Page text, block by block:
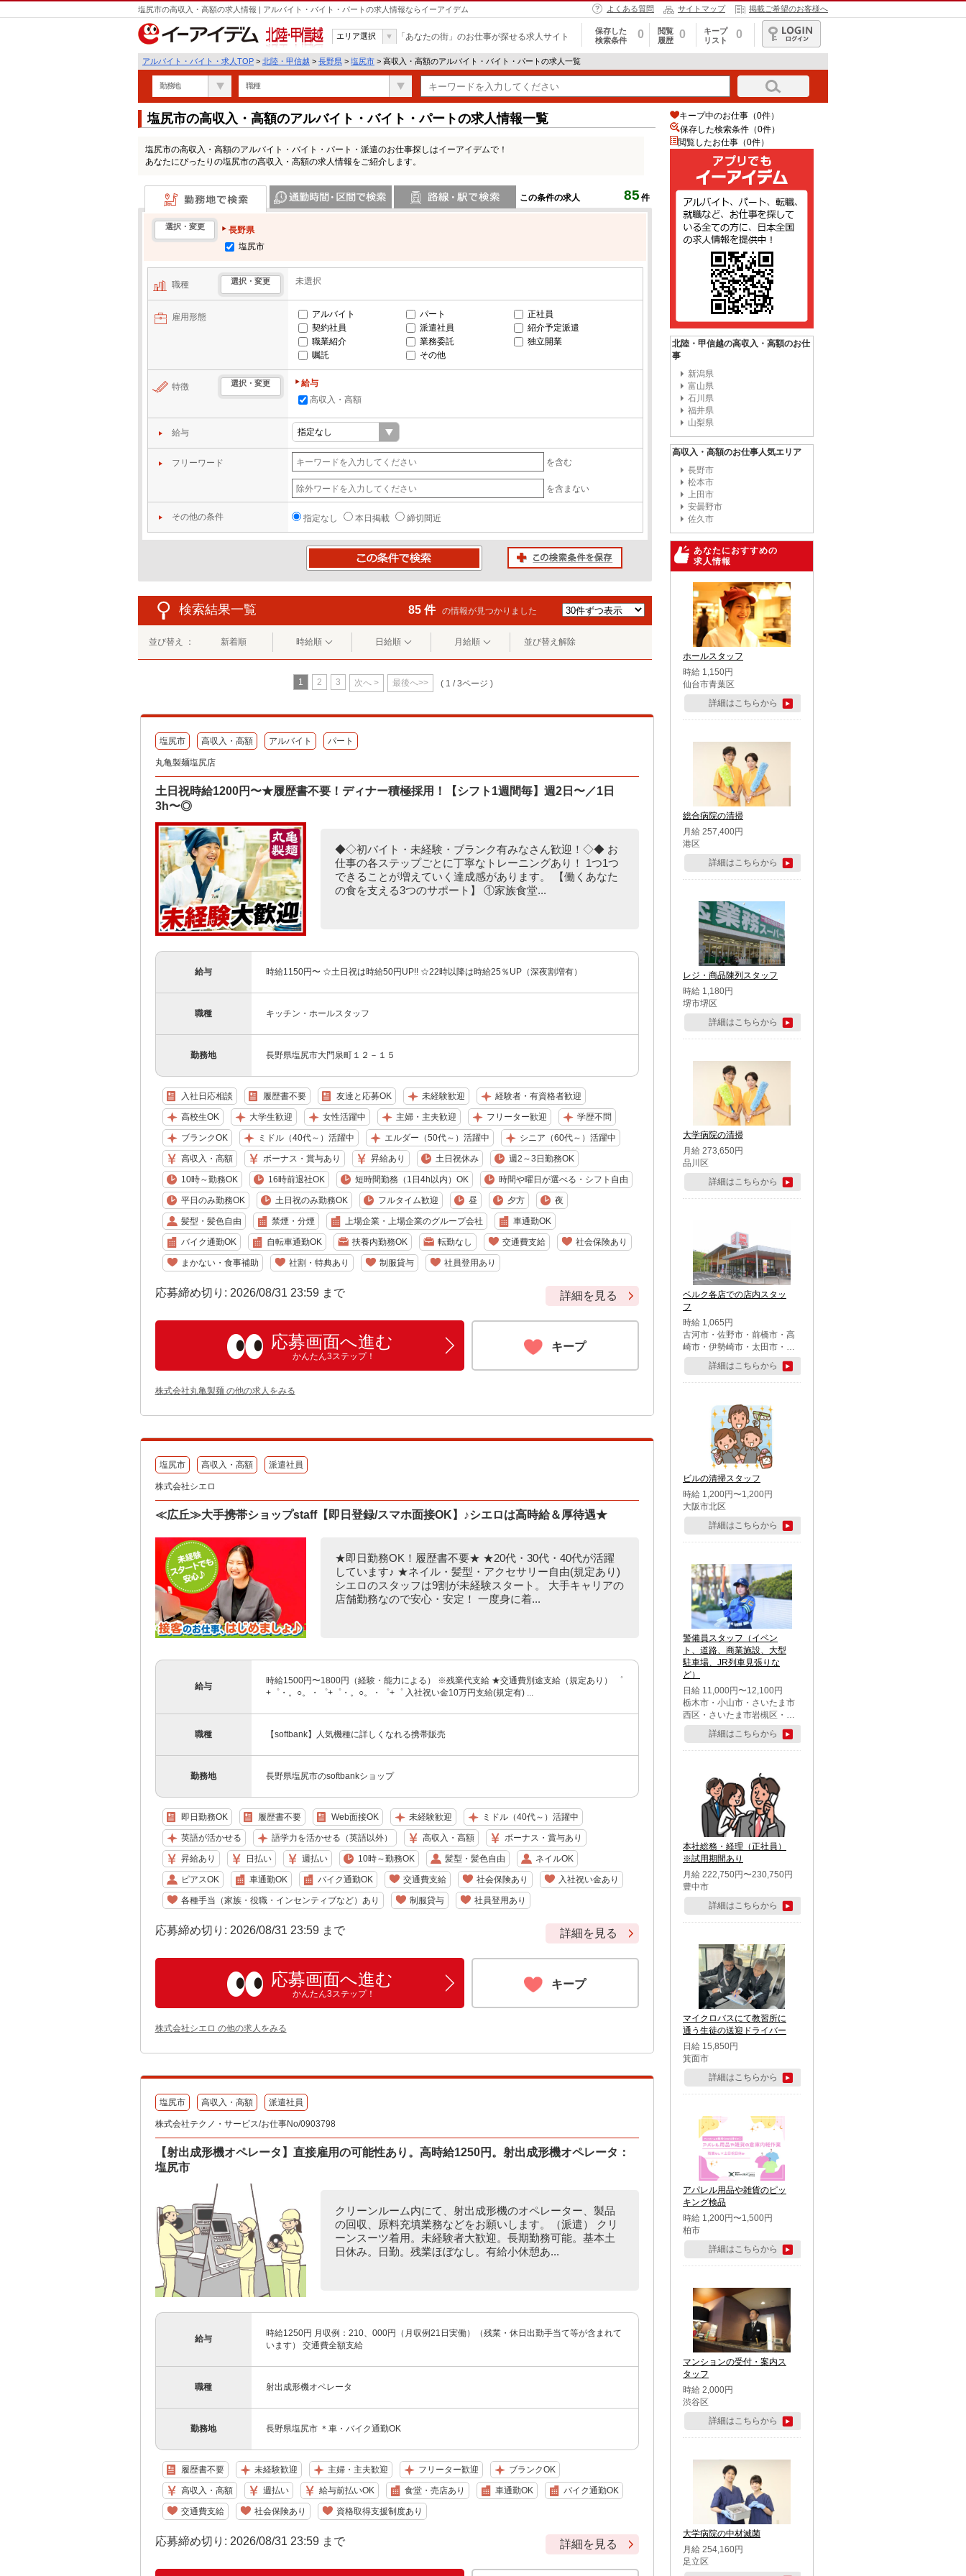
塩尻市の高収入・高額の求人情報 | アルバイト・バイト・パートの求人情報ならイーアイデム よくある質問 サイトマップ 掲載ご希望のお客様へ
北陸・甲信越
エリア選択 「あなたの街」のお仕事が探せる求人サイト
保存した
検索条件
0
閲覧
履歴
0
キープ
リスト
0
ログイン
アルバイト・バイト・求人TOP > 北陸・甲信越 > 長野県 > 塩尻市 > 高収入・高額のアルバイト・バイト・パートの求人一覧
勤務地 職種
塩尻市の高収入・高額のアルバイト・バイト・パートの求人情報一覧
塩尻市の高収入・高額のアルバイト・バイト・パート・派遣のお仕事探しはイーアイデムで！
あなたにぴったりの塩尻市の高収入・高額の求人情報をご紹介します。
この条件の求人 85 件
勤務地で検索
選択・変更
長野県
塩尻市
職種 選択・変更 未選択
雇用形態 アルバイト パート
正社員
契約社員
派遣社員
紹介予定派遣
職業紹介
業務委託
独立開業
嘱託
その他
特徴 選択・変更
給与
高収入・高額
給与
フリーワード を含む
を含まない
その他の条件 指定なし 本日掲載 締切間近
検索結果一覧 85 件 の情報が見つかりました
並び替え ： 新着順 時給順 日給順 月給順 並び替え解除
1 2 3 次へ > 最後へ>> ( 1 / 3ページ )
塩尻市 高収入・高額 アルバイト パート
丸亀製麺塩尻店
土日祝時給1200円〜★履歴書不要！ディナー積極採用！【シフト1週間毎】週2日〜／1日
3h〜◎
◆◇初バイト・未経験・ブランク有みなさん歓迎！◇◆ お
仕事の各ステップごとに丁寧なトレーニングあり！ 1つ1つ
できることが増えていく達成感があります。 【働くあなた
の食を支える3つのサポート】 ①家族食堂...
給与 時給1150円〜 ☆土日祝は時給50円UP!! ☆22時以降は時給25％UP（深夜割増有）
職種 キッチン・ホールスタッフ
勤務地 長野県塩尻市大門泉町１２－１５
入社日応相談 履歴書不要 友達と応募OK 未経験歓迎 経験者・有資格者歓迎
高校生OK 大学生歓迎 女性活躍中 主婦・主夫歓迎 フリーター歓迎 学歴不問
ブランクOK ミドル（40代～）活躍中 エルダー（50代～）活躍中 シニア（60代～）活躍中
高収入・高額 ボーナス・賞与あり 昇給あり 土日祝休み 週2～3日勤務OK
10時～勤務OK 16時前退社OK 短時間勤務（1日4h以内）OK 時間や曜日が選べる・シフト自由
平日のみ勤務OK 土日祝のみ勤務OK フルタイム歓迎 昼 夕方 夜
髪型・髪色自由 禁煙・分煙 上場企業・上場企業のグループ会社 車通勤OK
バイク通勤OK 自転車通勤OK 扶養内勤務OK 転勤なし 交通費支給 社会保険あり
まかない・食事補助 社割・特典あり 制服貸与 社員登用あり
応募締め切り: 2026/08/31 23:59 まで 詳細を見る
応募画面へ進む
かんたん3ステップ！
キープ
株式会社丸亀製麺 の他の求人をみる
塩尻市 高収入・高額 派遣社員
株式会社シエロ
≪広丘≫大手携帯ショップstaff【即日登録/スマホ面接OK】♪シエロは高時給＆厚待遇★
★即日勤務OK！履歴書不要★ ★20代・30代・40代が活躍
しています♪ ★ネイル・髪型・アクセサリー自由(規定あり)
シエロのスタッフは9割が未経験スタート。 大手キャリアの
店舗勤務なので安心・安定！ 一度身に着...
給与
時給1500円〜1800円（経験・能力による） ※残業代支給 ★交通費別途支給（規定あり） ゜
+゜・。○。・゜+゜・。○。・゜+゜ 入社祝い金10万円支給(規定有) ...
職種 【softbank】人気機種に詳しくなれる携帯販売
勤務地 長野県塩尻市のsoftbankショップ
即日勤務OK 履歴書不要 Web面接OK 未経験歓迎 ミドル（40代～）活躍中
英語が活かせる 語学力を活かせる（英語以外） 高収入・高額 ボーナス・賞与あり
昇給あり 日払い 週払い 10時～勤務OK 髪型・髪色自由 ネイルOK
ピアスOK 車通勤OK バイク通勤OK 交通費支給 社会保険あり 入社祝い金あり
各種手当（家族・役職・インセンティブなど）あり 制服貸与 社員登用あり
応募締め切り: 2026/08/31 23:59 まで 詳細を見る
応募画面へ進む
かんたん3ステップ！
キープ
株式会社シエロ の他の求人をみる
塩尻市 高収入・高額 派遣社員
株式会社テクノ・サービス/お仕事No/0903798
【射出成形機オペレータ】直接雇用の可能性あり。高時給1250円。射出成形機オペレータ：
塩尻市
クリーンルーム内にて、射出成形機のオペレーター、製品
の回収、原料充填業務などをお願いします。（派遣） クリ
ーンスーツ着用。未経験者大歓迎。長期勤務可能。基本土
日休み。日勤。残業ほぼなし。有給小休憩あ...
給与
時給1250円 月収例：210、000円（月収例21日実働）（残業・休日出勤手当て等が含まれて
います） 交通費全額支給
職種 射出成形機オペレータ
勤務地 長野県塩尻市 ＊車・バイク通勤OK
履歴書不要 未経験歓迎 主婦・主夫歓迎 フリーター歓迎 ブランクOK
高収入・高額 週払い 給与前払いOK 食堂・売店あり 車通勤OK バイク通勤OK
交通費支給 社会保険あり 資格取得支援制度あり
応募締め切り: 2026/08/31 23:59 まで 詳細を見る
キープ中のお仕事（0件）
保存した検索条件（0件）
閲覧したお仕事（0件）
北陸・甲信越の高収入・高額のお仕
事
新潟県
富山県
石川県
福井県
山梨県
高収入・高額のお仕事人気エリア
長野市
松本市
上田市
安曇野市
佐久市
あなたにおすすめの
求人情報
ホールスタッフ
時給 1,150円
仙台市青葉区
詳細はこちらから
総合病院の清掃
月給 257,400円
港区
詳細はこちらから
レジ・商品陳列スタッフ
時給 1,180円
堺市堺区
詳細はこちらから
大学病院の清掃
月給 273,650円
品川区
詳細はこちらから
ベルク各店での店内スタッ
フ
時給 1,065円
古河市・佐野市・前橋市・高
崎市・伊勢崎市・太田市・館
林市・藤岡市・大泉町・さい
たま市北区・川越市・熊谷
市・行田市・秩父市・所沢
市・鶴ケ島市・千葉市中央
区・市川市・松戸市・習志野
市・柏市・流山市・八千代
市・足立区・江戸川区・八王
子市・町田市
詳細はこちらから
ビルの清掃スタッフ
時給 1,200円〜1,200円
大阪市北区
詳細はこちらから
警備員スタッフ（イベン
ト、道路、商業施設、大型
駐車場、JR列車見張りな
ど）
日給 11,000円〜12,100円
栃木市・小山市・さいたま市
西区・さいたま市岩槻区・久
喜市・蓮田市
詳細はこちらから
本社総務・経理（正社員）
※試用期間あり
月給 222,750円〜230,750円
豊中市
詳細はこちらから
マイクロバスにて教習所に
通う生徒の送迎ドライバー
日給 15,850円
箕面市
詳細はこちらから
アパレル用品や雑貨のピッ
キング検品
時給 1,200円〜1,500円
柏市
詳細はこちらから
マンションの受付・案内ス
タッフ
時給 2,000円
渋谷区
詳細はこちらから
大学病院の中材滅菌
月給 254,160円
足立区